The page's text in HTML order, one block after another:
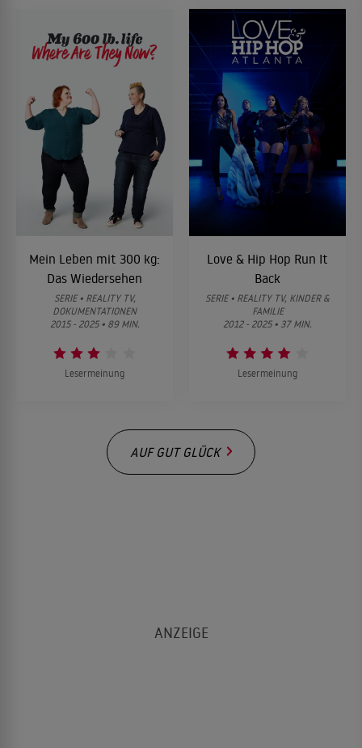
Mein Leben mit 300 kg:
Das Wiedersehen
SERIE • REALITY TV,
DOKUMENTATIONEN
2015 - 2025 • 89 MIN.
Lesermeinung
Love & Hip Hop Run It
Back
SERIE • REALITY TV, KINDER &
FAMILIE
2012 - 2025 • 37 MIN.
Lesermeinung
AUF GUT GLÜCK